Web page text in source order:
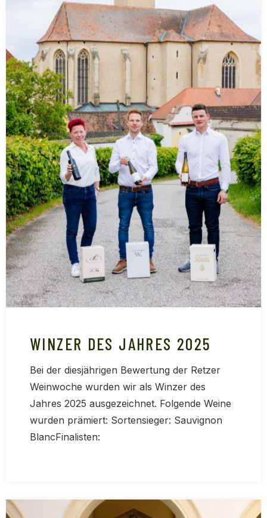
WINZER DES JAHRES 2025
Bei der diesjährigen Bewertung der Retzer
Weinwoche wurden wir als Winzer des
Jahres 2025 ausgezeichnet. Folgende Weine
wurden prämiert: Sortensieger: Sauvignon
BlancFinalisten: